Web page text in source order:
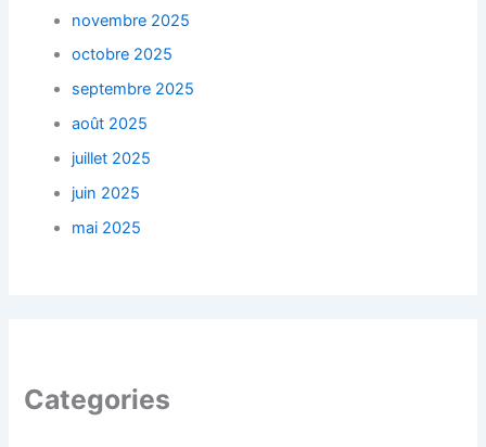
novembre 2025
octobre 2025
septembre 2025
août 2025
juillet 2025
juin 2025
mai 2025
Categories